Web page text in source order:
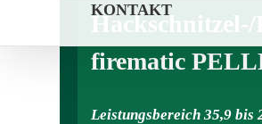
KONTAKT
Hackschnitzel-/
firematic
Leistungsbereich 35,9 bis